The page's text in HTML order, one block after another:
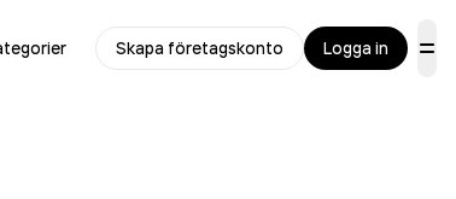
Skapa företagskonto Logga in